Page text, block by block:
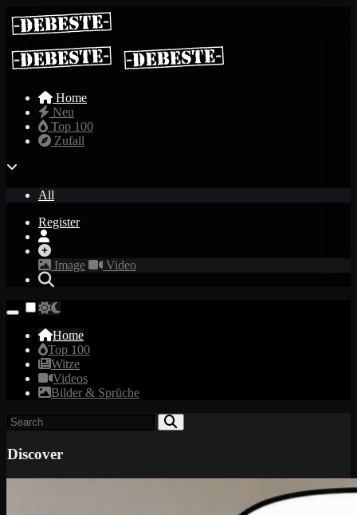
Home
Neu
Top 100
Zufall
All
Register
Image Video
Home
Top 100
Witze
Videos
Bilder & Sprüche
Discover